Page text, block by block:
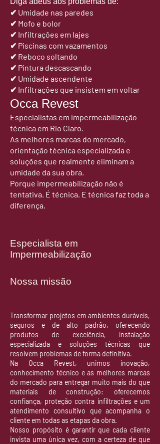
✔ Umidade nas paredes
✔ Mofo e bolor
✔ Infiltrações em lajes
✔ Piscinas com vazamentos
✔ Reboco soltando
✔ Pintura descascando
✔ Umidade ascendente
✔ Infiltrações que insistem em voltar
Occa Revest
Especialistas em impermeabilização
técnica em Rio Claro.
As melhores marcas do mercado,
orientação técnica especializada e
soluções que realmente eliminam a
umidade da sua obra.
Porque impermeabilização não é
tentativa. É técnica. E técnica faz toda a
diferença.
Especialista em
Impermeabilização
Nossa missão
Transformar projetos em ambientes duráveis,
seguros e de alto padrão, oferecendo
produtos de excelência, instalação
especializada e soluções técnicas que
resolvem problemas de forma definitiva.
Na Occa Revest, unimos inovação,
conhecimento técnico e as melhores marcas
do mercado para entregar muito mais do que
materiais de construção: oferecemos
confiança, proteção contra infiltrações e um
atendimento consultivo que acompanha o
cliente em todas as etapas da obra.
Nosso propósito é garantir que cada cliente
invista uma única vez, com a certeza de que